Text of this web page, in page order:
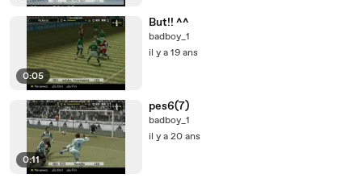
0:05
But!! ^^
badboy_1
il y a 19 ans
0:11
pes6(7)
badboy_1
il y a 20 ans